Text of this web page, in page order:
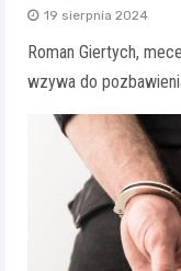
19 sierpnia 2024
Roman Giertych,
wzywa do